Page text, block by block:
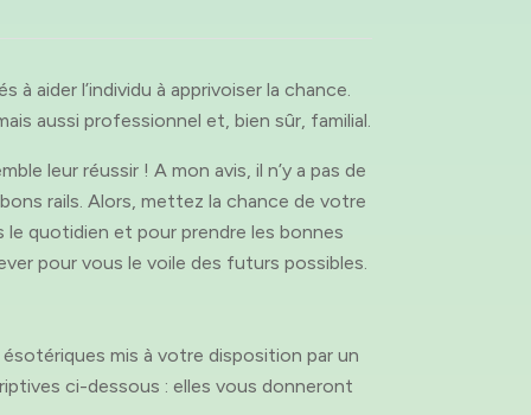
aider l’individu à apprivoiser la chance.
aussi professionnel et, bien sûr, familial.
leur réussir ! A mon avis, il n’y a pas de
rails. Alors, mettez la chance de votre
quotidien et pour prendre les bonnes
pour vous le voile des futurs possibles.
mis à votre disposition par un
ci-dessous : elles vous donneront